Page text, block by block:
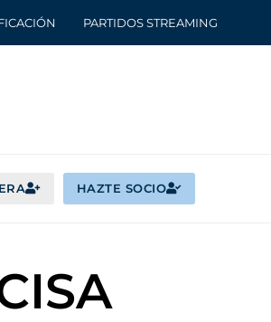
PARTIDOS STREAMING
HAZTE SOCIO